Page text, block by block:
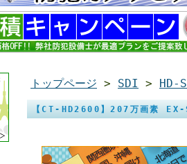
トップページ > SDI > HD-
【CT-HD2600】207万画素